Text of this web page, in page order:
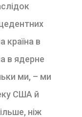
країна в
в ядерне
ми, – ми
США й
ніж